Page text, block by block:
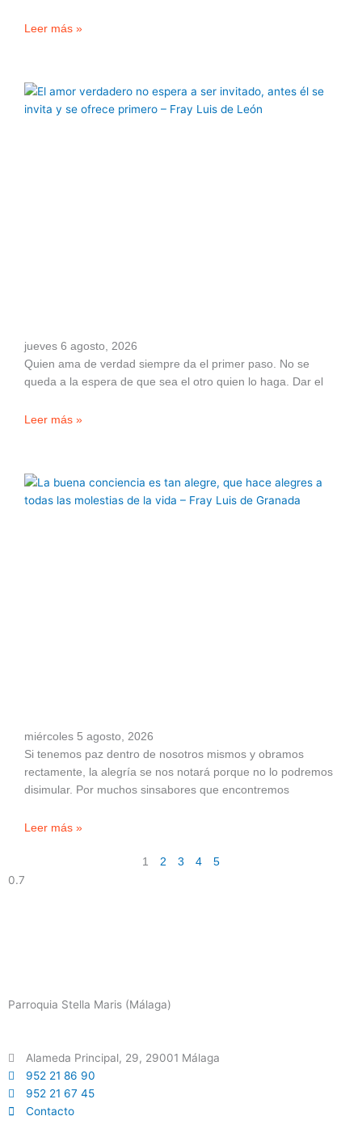
Leer más »
jueves 6 agosto, 2026
Quien ama de verdad siempre da el primer paso. No se
queda a la espera de que sea el otro quien lo haga. Dar el
Leer más »
miércoles 5 agosto, 2026
Si tenemos paz dentro de nosotros mismos y obramos
rectamente, la alegría se nos notará porque no lo podremos
disimular. Por muchos sinsabores que encontremos
Leer más »
1 2 3 4 5
Parroquia Stella Maris (Málaga)
Alameda Principal, 29, 29001 Málaga
952 21 86 90
952 21 67 45
Contacto